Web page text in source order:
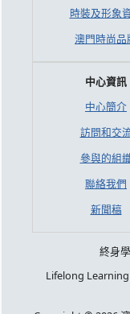
時裝及形象
澳門時尚品
中心資訊
中心簡介
訪問和交
參與的組
聯絡我們
新聞稿
終身
Lifelong